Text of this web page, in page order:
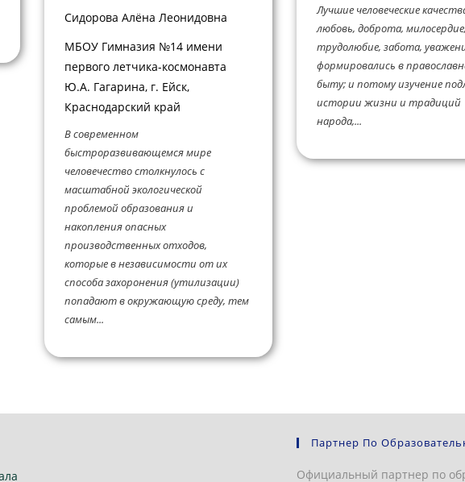
Сидорова Алёна Леонидовна
МБОУ Гимназия №14 имени
первого летчика-космонавта
Ю.А. Гагарина, г. Ейск,
Краснодарский край
В современном
быстроразвивающемся мире
человечество столкнулось с
масштабной экологической
проблемой образования и
накопления опасных
производственных отходов,
которые в независимости от их
способа захоронения (утилизации)
попадают в окружающую среду, тем
самым...
Лучшие человеческие
любовь, доброта, милосердие,
трудолюбие, забота,
формировались в
быту; и потому изучение
истории жизни и традиций
народа,...
Партнер По
Официальный партнер по